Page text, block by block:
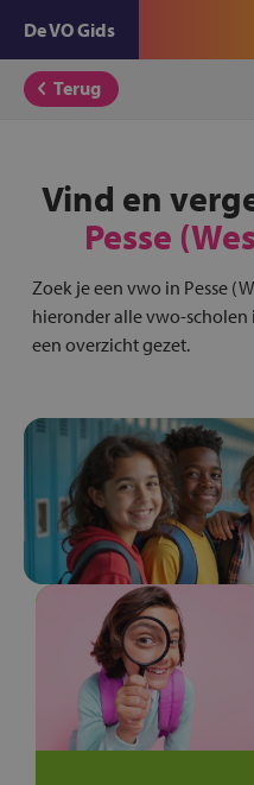
De VO Gids
Terug
Vind en
Pesse
Zoek je een vwo in Pesse
hieronder alle vwo-scholen
een overzicht gezet.